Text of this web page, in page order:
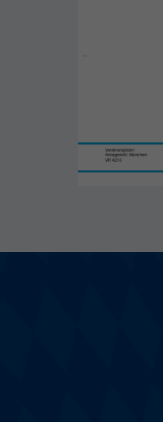
Mehr